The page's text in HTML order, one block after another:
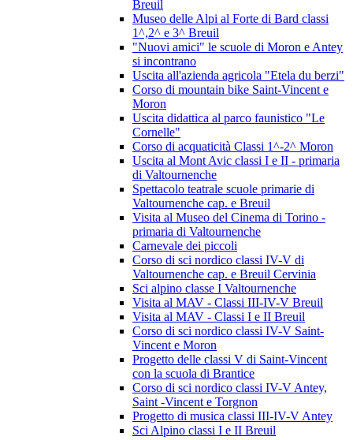
Breuil
Museo delle Alpi al Forte di Bard classi
1^,2^ e 3^ Breuil
"Nuovi amici" le scuole di Moron e Antey
si incontrano
Uscita all'azienda agricola "Etela du berzi"
Corso di mountain bike Saint-Vincent e
Moron
Uscita didattica al parco faunistico "Le
Cornelle"
Corso di acquaticità Classi 1^-2^ Moron
Uscita al Mont Avic classi I e II - primaria
di Valtournenche
Spettacolo teatrale scuole primarie di
Valtournenche cap. e Breuil
Visita al Museo del Cinema di Torino -
primaria di Valtournenche
Carnevale dei piccoli
Corso di sci nordico classi IV-V di
Valtournenche cap. e Breuil Cervinia
Sci alpino classe I Valtournenche
Visita al MAV - Classi III-IV-V Breuil
Visita al MAV - Classi I e II Breuil
Corso di sci nordico classi IV-V Saint-
Vincent e Moron
Progetto delle classi V di Saint-Vincent
con la scuola di Brantice
Corso di sci nordico classi IV-V Antey,
Saint -Vincent e Torgnon
Progetto di musica classi III-IV-V Antey
Sci Alpino classi I e II Breuil